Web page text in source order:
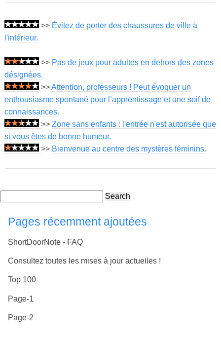
>> Évitez de porter des chaussures de ville à
l'intérieur.
>> Pas de jeux pour adultes en dehors des zones
désignées.
>>Attention, professeurs ! Peut évoquer un
enthousiasme spontané pour l’apprentissage et une soif de
connaissances.
>> Zone sans enfants : l'entrée n'est autorisée que
si vous êtes de bonne humeur.
>> Bienvenue au centre des mystères féminins.
Search
Pages récemment ajoutées
ShortDoorNote - FAQ
Consultez toutes les mises à jour actuelles !
Top 100
Page-1
Page-2